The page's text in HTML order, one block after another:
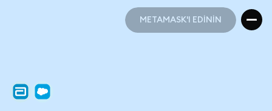
METAMASK'I EDİNİN